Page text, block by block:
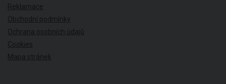
Reklamace
Obchodní podmínky
Ochrana osobních údajů
Cookies
Mapa stránek